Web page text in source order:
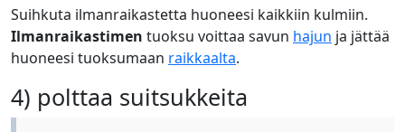
Suihkuta ilmanraikastetta huoneesi kaikkiin kulmiin.
Ilmanraikastimen tuoksu voittaa savun hajun ja jättää
huoneesi tuoksumaan raikkaalta.
4) polttaa suitsukkeita